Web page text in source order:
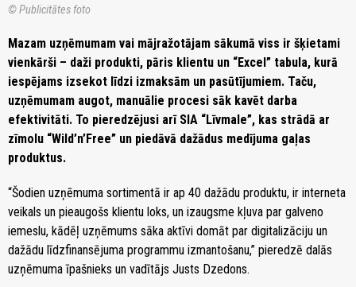
© Publicitātes foto
Mazam uzņēmumam vai mājražotājam sākumā viss ir šķietami
vienkārši – daži produkti, pāris klientu un “Excel” tabula, kurā
iespējams izsekot līdzi izmaksām un pasūtījumiem. Taču,
uzņēmumam augot, manuālie procesi sāk kavēt darba
efektivitāti. To pieredzējusi arī SIA “Līvmale”, kas strādā ar
zīmolu “Wild’n’Free” un piedāvā dažādus medījuma gaļas
produktus.
“Šodien uzņēmuma sortimentā ir ap 40 dažādu produktu, ir interneta
veikals un pieaugošs klientu loks, un izaugsme kļuva par galveno
iemeslu, kādēļ uzņēmums sāka aktīvi domāt par digitalizāciju un
dažādu līdzfinansējuma programmu izmantošanu,” pieredzē dalās
uzņēmuma īpašnieks un vadītājs Justs Dzedons.